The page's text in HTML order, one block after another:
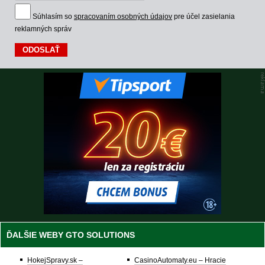
Súhlasím so spracovaním osobných údajov pre účel zasielania
reklamných správ
ĎALŠIE WEBY GTO SOLUTIONS
HokejSpravy.sk –
CasinoAutomaty.eu – Hracie